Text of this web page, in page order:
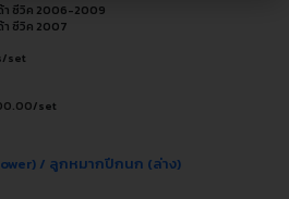
า ซีวิค 2006-2009
า ซีวิค 2007
set
/set
/ ลูกหมากปีกนก (ล่าง)